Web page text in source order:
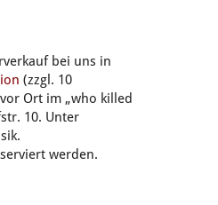
bei uns in
(zzgl. 10
Ort im „who killed
10. Unter
werden.